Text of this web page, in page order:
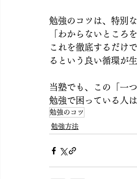
勉強のコツは、特別
「わからないところ
これを徹底するだけ
るという良い循環が
当塾でも、この「一
勉強で困っている人
勉強のコツ
勉強方法